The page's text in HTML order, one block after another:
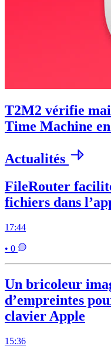
T2M2 vérifie
Time Machine
Actualités
FileRouter
fichiers dans
17:44
• 0
Un bricoleur
d’empreintes
clavier Apple
15:36